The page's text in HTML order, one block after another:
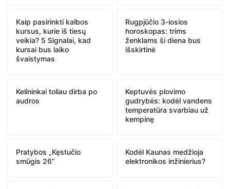
Kaip pasirinkti kalbos
kursus, kurie iš tiesų
veikia? 5 Signalai, kad
kursai bus laiko
švaistymas
Rugpjūčio 3-iosios
horoskopas: trims
ženklams ši diena bus
išskirtinė
Kelininkai toliau dirba po
audros
Keptuvės plovimo
gudrybės: kodėl vandens
temperatūra svarbiau už
kempinę
Pratybos „Kęstučio
smūgis 26“
Kodėl Kaunas medžioja
elektronikos inžinierius?